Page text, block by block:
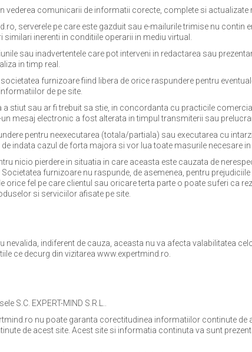
comunicarii de informatii corecte, complete si actualizate
serverele pe care este gazduit sau e-mailurile trimise nu contin
inerenti in conditiile operarii in mediu virtual.
sau inadvertentele care pot interveni in redactarea sau
in timp real.
furnizoare fiind libera de orice raspundere pentru
de pe site.
stiut sau ar fi trebuit sa stie, in concordanta cu practicile
mesaj electronic a fost alterata in timpul transmiterii sau
pentru neexecutarea (totala/partiala) sau executarea cu
indata cazul de forta majora si vor lua toate masurile necesare
nicio pierdere in situatia in care aceasta este cauzata de
furnizoare nu raspunde, de asemenea, pentru
fel pe care clientul sau oricare terta parte o poate suferi ca
si serviciilor afisate pe site.
indiferent de cauza, aceasta nu va afecta valabilitatea
ce decurg din vizitarea www.expertmind.ro.
S.C. EXPERT-MIND S.R.L..
nu poate garanta corectitudinea informatiilor continute de
de acest site. Acest site si informatia continuta va sunt